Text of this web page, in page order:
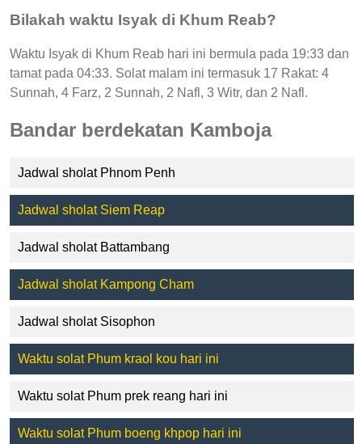
Bilakah waktu Isyak di Khum Reab?
Waktu Isyak di Khum Reab hari ini bermula pada 19:33 dan
tamat pada 04:33. Solat malam ini termasuk 17 Rakat: 4
Sunnah, 4 Farz, 2 Sunnah, 2 Nafl, 3 Witr, dan 2 Nafl.
Bandar berdekatan Kamboja
Jadwal sholat Phnom Penh
Jadwal sholat Siem Reap
Jadwal sholat Battambang
Jadwal sholat Kampong Cham
Jadwal sholat Sisophon
Waktu solat Phum kraol kou hari ini
Waktu solat Phum prek reang hari ini
Waktu solat Phum boeng khpop hari ini